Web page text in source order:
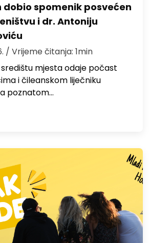
dobio spomenik posvećen
i dr. Antoniju
/ Vrijeme čitanja: 1min
mjesta odaje počast
i čileanskom liječniku
poznatom…